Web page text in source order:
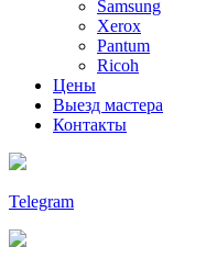
Samsung
Xerox
Pantum
Ricoh
Цены
Выезд мастера
Контакты
Telegram